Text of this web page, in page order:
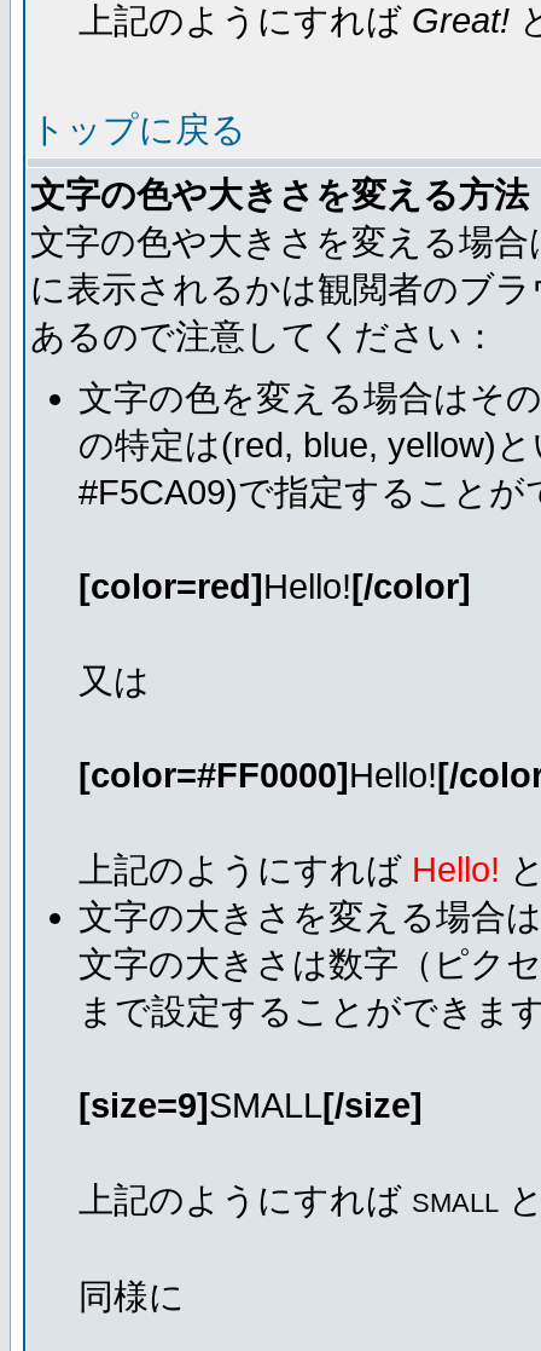
上記のようにすれば Great!
トップに戻る
文字の色や大きさを変える方法
文字の色や大きさを変える場
に表示されるかは観閲者のブ
あるので注意してください：
文字の色を変える場合はそ
の特定は(red, blue, yellow)
#F5CA09)で指定することが
[color=red]Hello![/color]
又は
[color=#FF0000]Hello![/
上記のようにすれば Hello!
文字の大きさを変える場合
文字の大きさは数字（ピク
まで設定することができま
[size=9]SMALL[/size]
上記のようにすれば SMALL
同様に